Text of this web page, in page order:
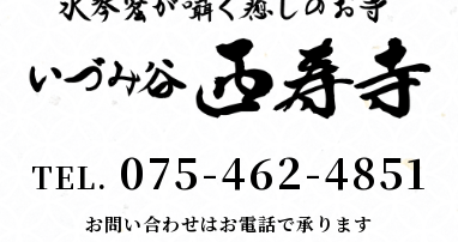
TEL. 075-462-4851
お問い合わせはお電話で承ります